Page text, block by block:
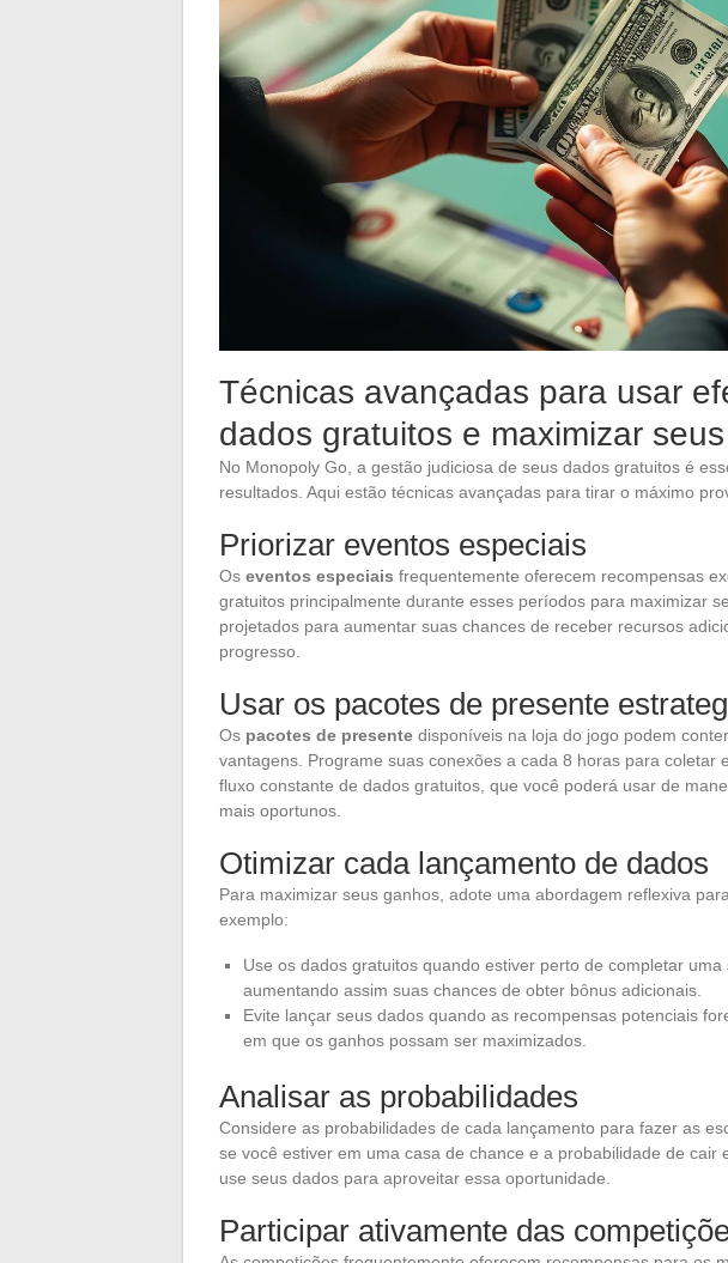
Técnicas avançadas para usar
dados gratuitos e maximizar
No Monopoly Go, a gestão judiciosa de seus dados gratuitos é
resultados. Aqui estão técnicas avançadas para tirar o máximo
Priorizar eventos especiais
Os eventos especiais frequentemente oferecem recompensas
gratuitos principalmente durante esses períodos para maximizar
projetados para aumentar suas chances de receber recursos
progresso.
Usar os pacotes de presente
Os pacotes de presente disponíveis na loja do jogo podem
vantagens. Programe suas conexões a cada 8 horas para coletar
fluxo constante de dados gratuitos, que você poderá usar de
mais oportunos.
Otimizar cada lançamento de dados
Para maximizar seus ganhos, adote uma abordagem reflexiva
exemplo:
Use os dados gratuitos quando estiver perto de completar uma
aumentando assim suas chances de obter bônus adicionais.
Evite lançar seus dados quando as recompensas potenciais
em que os ganhos possam ser maximizados.
Analisar as probabilidades
Considere as probabilidades de cada lançamento para fazer as
se você estiver em uma casa de chance e a probabilidade de cair
use seus dados para aproveitar essa oportunidade.
Participar ativamente das